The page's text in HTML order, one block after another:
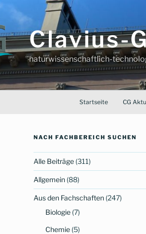
Clavius-
naturwissenschaftlich-
Startseite CG
NACH FACHBEREICH SUCHEN
Alle Beiträge (311)
Allgemein (88)
Aus den Fachschaften (247)
Biologie (7)
Chemie (5)